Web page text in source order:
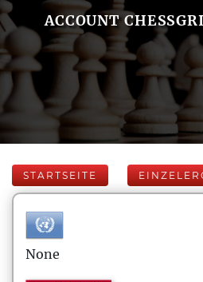
ACCOUNT
STARTSEITE
None